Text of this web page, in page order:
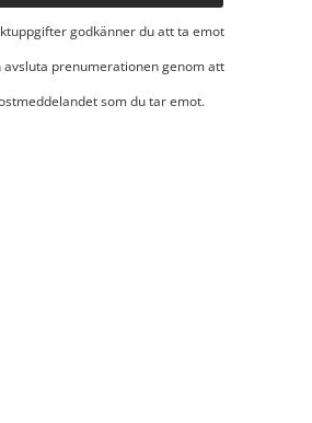
godkänner du att ta emot
avsluta prenumerationen genom att
som du tar emot.